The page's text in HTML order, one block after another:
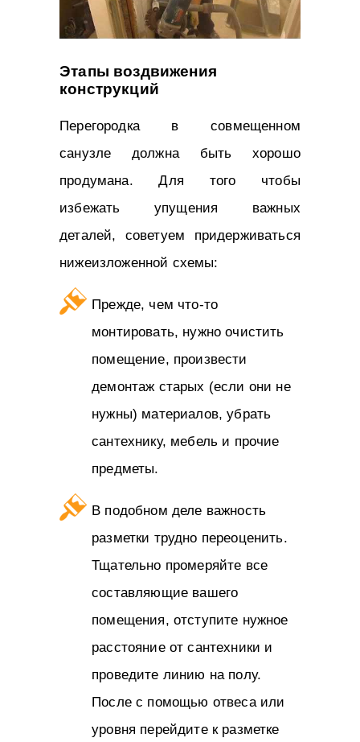
Этапы воздвижения
конструкций
Перегородка в совмещенном
санузле должна быть хорошо
продумана. Для того чтобы
избежать упущения важных
деталей, советуем придерживаться
нижеизложенной схемы:
Прежде, чем что-то
монтировать, нужно очистить
помещение, произвести
демонтаж старых (если они не
нужны) материалов, убрать
сантехнику, мебель и прочие
предметы.
В подобном деле важность
разметки трудно переоценить.
Тщательно промеряйте все
составляющие вашего
помещения, отступите нужное
расстояние от сантехники и
проведите линию на полу.
После с помощью отвеса или
уровня перейдите к разметке